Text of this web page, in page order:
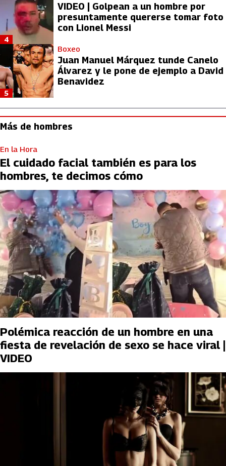
VIDEO | Golpean a un hombre por
presuntamente quererse tomar foto
con Lionel Messi
4
Boxeo
Juan Manuel Márquez tunde Canelo
Álvarez y le pone de ejemplo a David
Benavidez
5
Más de hombres
En la Hora
El cuidado facial también es para los
hombres, te decimos cómo
Polémica reacción de un hombre en una
fiesta de revelación de sexo se hace viral |
VIDEO